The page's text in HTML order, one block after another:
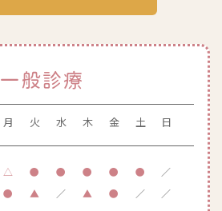
一般診療
月 火 水 木 金 土 日
△ ● ● ● ● ● ／
● ▲ ／ ▲ ● ／ ／